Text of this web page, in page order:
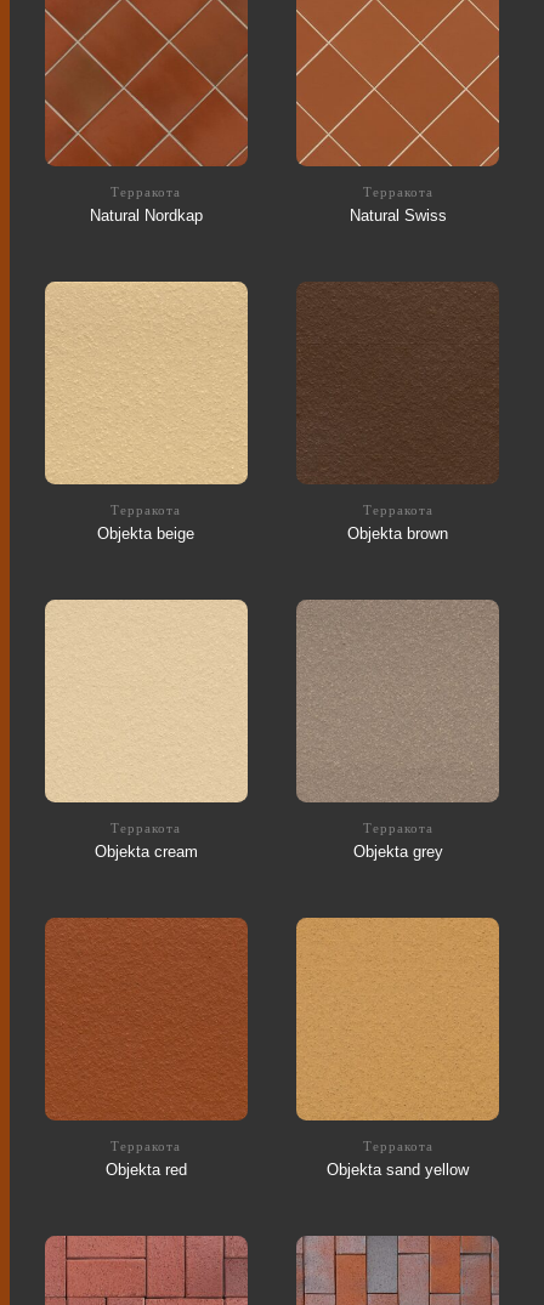
Терракота
Natural Nordkap
Терракота
Natural Swiss
Терракота
Objekta beige
Терракота
Objekta brown
Терракота
Objekta cream
Терракота
Objekta grey
Терракота
Objekta red
Терракота
Objekta sand yellow